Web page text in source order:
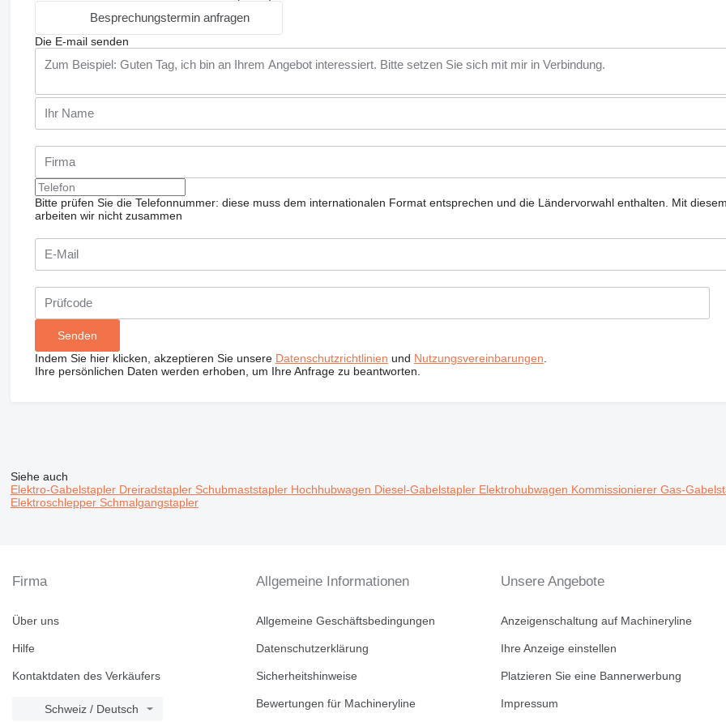
Besprechungstermin anfragen
Die E-mail senden
Bitte prüfen Sie die Telefonnummer: diese muss dem internationalen Format entsprechen und die Ländervorwahl enthalten.
Mit
arbeiten wir nicht zusammen
Indem Sie hier klicken, akzeptieren Sie unsere Datenschutzrichtlinien und Nutzungsvereinbarungen
Ihre persönlichen Daten werden erhoben, um Ihre Anfrage zu beantworten.
Siehe auch
Elektro-Gabelstapler Dreiradstapler Schubmaststapler Hochhubwagen Diesel-Gabelstapler Elektrohubwagen Kommissionierer Gas-
Elektroschlepper Schmalgangstapler
Firma
Über uns
Hilfe
Kontaktdaten des Verkäufers
Schweiz / Deutsch
Allgemeine Informationen
Allgemeine Geschäftsbedingungen
Datenschutzerklärung
Sicherheitshinweise
Bewertungen für Machineryline
Unsere Angebote
Anzeigenschaltung auf Machineryline
Ihre Anzeige einstellen
Platzieren Sie eine Bannerwerbung
Impressum